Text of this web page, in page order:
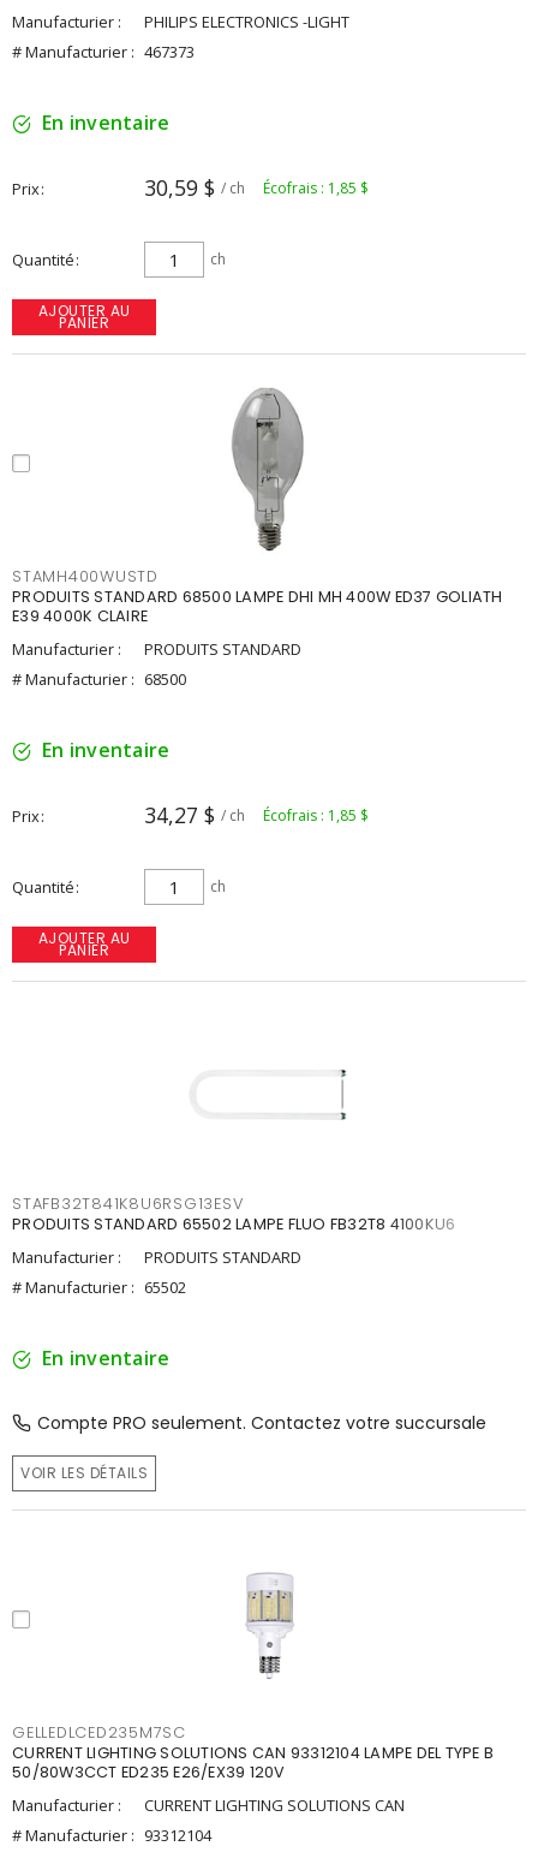
Manufacturier :
PHILIPS ELECTRONICS -LIGHT
# Manufacturier : 467373
En inventaire
Prix 30,59 $ / ch Écofrais : 1,85 $
Quantité ch
AJOUTER AU
PANIER
STAMH400WUSTD
PRODUITS STANDARD 68500 LAMPE DHI MH 400W ED37 GOLIATH
E39 4000K CLAIRE
Manufacturier :
PRODUITS STANDARD
# Manufacturier : 68500
En inventaire
Prix 34,27 $ / ch Écofrais : 1,85 $
Quantité ch
AJOUTER AU
PANIER
STAFB32T841K8U6RSG13ESV
PRODUITS STANDARD 65502 LAMPE FLUO FB32T8 4100KU6
Manufacturier :
PRODUITS STANDARD
# Manufacturier : 65502
En inventaire
Compte PRO seulement. Contactez votre succursale
VOIR LES DÉTAILS
GELLEDLCED235M7SC
CURRENT LIGHTING SOLUTIONS CAN 93312104 LAMPE DEL TYPE B
50/80W3CCT ED235 E26/EX39 120V
Manufacturier :
CURRENT LIGHTING SOLUTIONS CAN
# Manufacturier : 93312104